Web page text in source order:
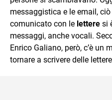
messaggistica e le email,
comunicato con le lettere si
messaggi, anche vocali.
Enrico Galiano, però, c’è un
tornare a scrivere delle